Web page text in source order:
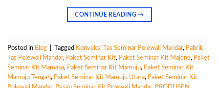
CONTINUE READING→
Posted in Blog Tagged Konveksi Tas Seminar Polewali Mandar, Pabrik
Tas Polewali Mandar, Paket Seminar Kit, Paket Seminar Kit Majene, Paket
Seminar Kit Mamasa, Paket Seminar Kit Mamuju, Paket Seminar Kit
Mamuju Tengah, Paket Seminar Kit Mamuju Utara, Paket Seminar Kit